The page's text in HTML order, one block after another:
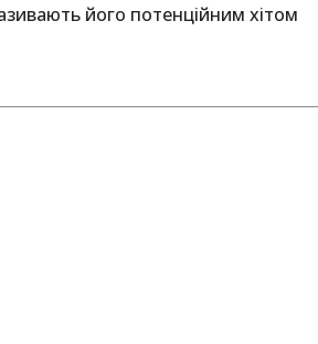
його потенційним хітом